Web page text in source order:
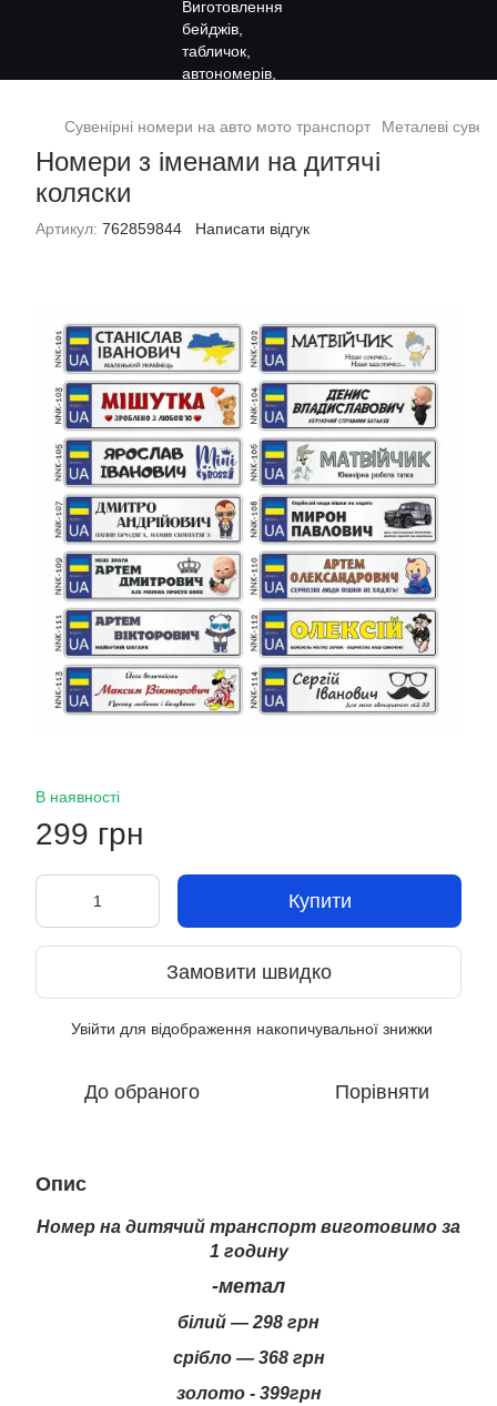
Сувенірні номери на авто мото транспорт Металеві
Номери з іменами на дитячі
коляски
Артикул: 762859844 Написати відгук
В наявності
299 грн
Купити
Замовити швидко
Увійти для відображення накопичувальної знижки
До обраного Порівняти
Опис
Номер на дитячий транспорт виготовимо за
1 годину
-метал
білий — 298 грн
срібло — 368 грн
золото - 399грн